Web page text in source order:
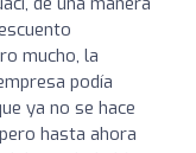
mucho, la
podía
ya no se hace
hasta ahora